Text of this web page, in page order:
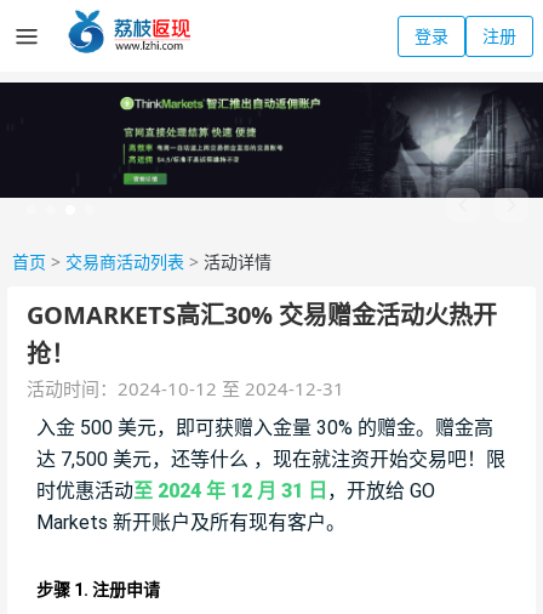
登录 注册
首页 > 交易商活动列表 > 活动详情
GOMARKETS高汇30% 交易赠金活动火热开
抢！
活动时间：2024-10-12 至 2024-12-31
入金 500 美元，即可获赠入金量 30% 的赠金。赠金高
达 7,500 美元，还等什么 ，现在就注资开始交易吧！限
时优惠活动至 2024 年 12 月 31 日 ，开放给 GO
Markets 新开账户及所有现有客户。
步骤 1. 注册申请